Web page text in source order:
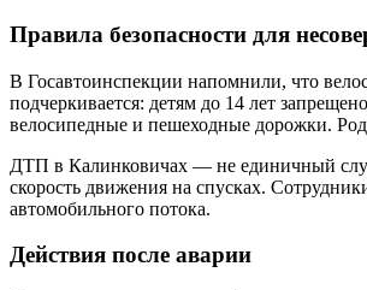
Правила безопасности для
В Госавтоинспекции напомнили, что
подчеркивается: детям до 14 лет
велосипедные и пешеходные дорожки.
ДТП в Калинковичах — не единичный
скорость движения на спусках.
автомобильного потока.
Действия после аварии